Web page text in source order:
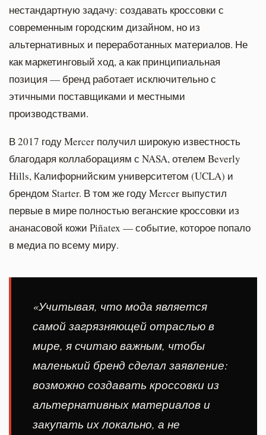
нестандартную задачу: создавать кроссовки с
современным городским дизайном, но из
альтернативных и переработанных материалов. Не
как маркетинговый ход, а как принципиальная
позиция — бренд работает исключительно с
этичными поставщиками и местными
производствами.
В 2017 году Mercer получил широкую известность
благодаря коллаборациям с NASA, отелем Beverly
Hills, Калифорнийским университетом (UCLA) и
брендом Starter. В том же году Mercer выпустил
первые в мире полностью веганские кроссовки из
ананасовой кожи Piñatex — событие, которое попало
в медиа по всему миру.
«Учитывая, что мода является
самой загрязняющей отраслью в
мире, я считаю важным, чтобы
маленький бренд сделал заявление:
возможно создавать кроссовки из
альтернативных материалов и
закупать их локально, а не